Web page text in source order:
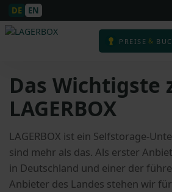
DE EN
PREISE &
Das Wichtigste
LAGERBOX
LAGERBOX ist ein Selfstorage-
sind mehr als das. Als erster
in Deutschland und einer der
Anbieter des Landes stehen wir